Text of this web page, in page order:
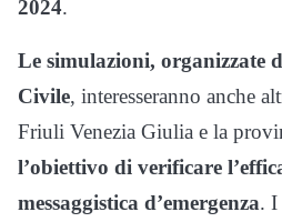
2024.
Le simulazioni, organizzate
Civile, interesseranno anche
Friuli Venezia Giulia e la
l’obiettivo di verificare
messaggistica d’emergenza. I